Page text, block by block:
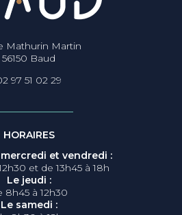
Mathurin Martin
56150 Baud
97 51 02 29
HORAIRES
et vendredi :
et de 13h45 à 18h
Le jeudi :
8h45 à 12h30
Le samedi :